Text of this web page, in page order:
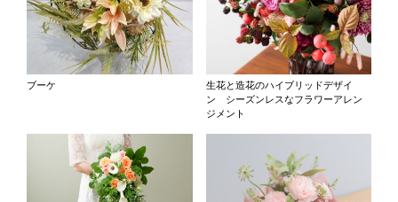
ブーケ
生花と造花のハイブリッドデザイ
ン シーズンレスなフラワーアレン
ジメント